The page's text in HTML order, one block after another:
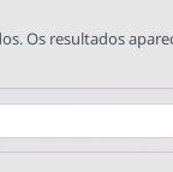
Os resultados